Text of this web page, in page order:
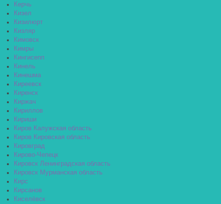
Керчь
Кизел
Кизилюрт
Кизляр
Кимовск
Кимры
Кингисепп
Кинель
Кинешма
Киреевск
Киренск
Киржач
Кириллов
Кириши
Киров Калужская область
Киров Кировская область
Кировград
Кирово-Чепецк
Кировск Ленинградская область
Кировск Мурманская область
Кирс
Кирсанов
Киселёвск